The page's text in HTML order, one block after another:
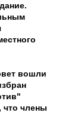
вошли
что члены